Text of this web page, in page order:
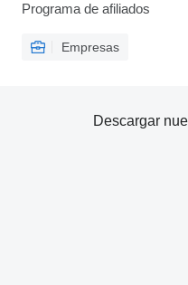
Programa de afiliados
Empresas
Descargar